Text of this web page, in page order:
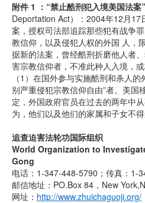
附件 1 ：“禁止酷刑犯入境美国法案”
Deportation Act）：2004年12月17
案，授权司法部追踪那些犯有战争
教信仰，以及侵犯人权的外国 人，
据新的法案，曾经酷刑折磨他人者
害宗教信仰者，不准此种人入境，
（1）在国外参与实施酷刑和杀人
别严重侵犯宗教信仰自由”者。美
定，外国政府官员在过去的两年中
为，他们以及他们的家属和子女不得
追查迫害法轮功国际组织
World Organization to
Gong
电话：1-347-448-5790；传真：1-
邮信地址：PO.Box 84，New
网址： http://www.zhuichaguoji.org/